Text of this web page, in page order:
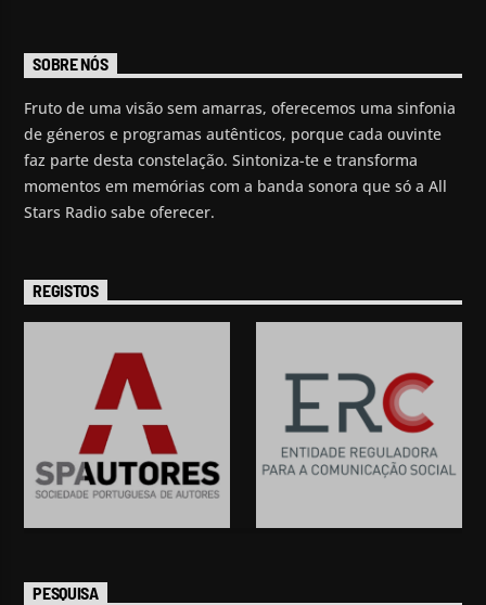
SOBRE NÓS
Fruto de uma visão sem amarras, oferecemos uma sinfonia
de géneros e programas autênticos, porque cada ouvinte
faz parte desta constelação. Sintoniza-te e transforma
momentos em memórias com a banda sonora que só a All
Stars Radio sabe oferecer.
REGISTOS
PESQUISA